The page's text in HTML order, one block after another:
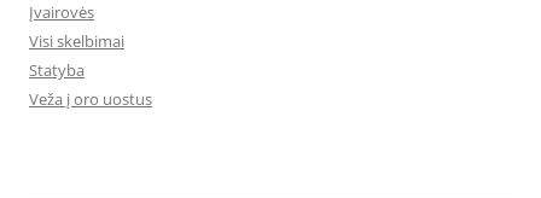
Įvairovės
Visi skelbimai
Statyba
Veža į oro uostus